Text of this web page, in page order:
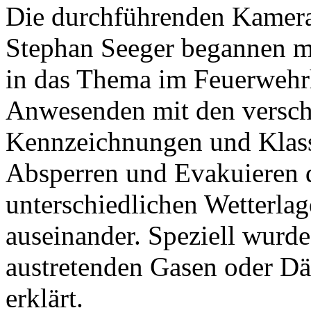
Die durchführenden
Stephan Seeger begannen
in das Thema im
Anwesenden mit den
Kennzeichnungen und
Absperren und
unterschiedlichen
auseinander. Speziell
austretenden Gasen oder
erklärt.